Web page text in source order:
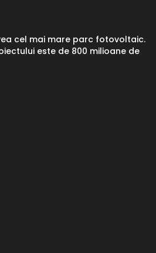
cel mai mare parc fotovoltaic.
este de 800 milioane de